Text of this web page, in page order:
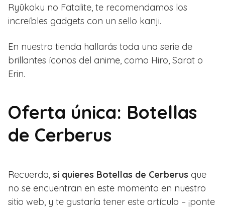
Ryūkoku no Fatalite, te recomendamos los
increíbles gadgets con un sello kanji.
En nuestra tienda hallarás toda una serie de
brillantes íconos del anime, como Hiro, Sarat o
Erin.
Oferta única: Botellas
de Cerberus
Recuerda, si quieres Botellas de Cerberus que
no se encuentran en este momento en nuestro
sitio web, y te gustaría tener este artículo – ¡ponte